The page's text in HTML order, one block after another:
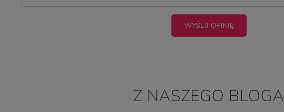
WYŚLIJ OPINIĘ
Z NASZEGO BLOGA